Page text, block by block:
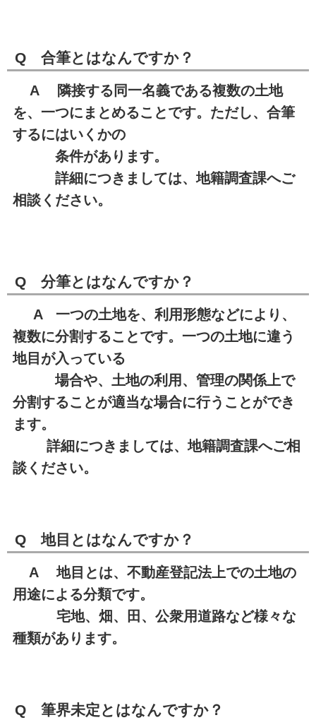
Q 合筆とはなんですか？
A 隣接する同一名義である複数の土地
を、一つにまとめることです。ただし、合筆
するにはいくかの
条件があります。
詳細につきましては、地籍調査課へご
相談ください。
Q 分筆とはなんですか？
A 一つの土地を、利用形態などにより、
複数に分割することです。一つの土地に違う
地目が入っている
場合や、 土地の利用、管理の関係上で
分割することが適当な場合に行うことができ
ます。
詳細につきましては、地籍調査課へご相
談ください。
Q 地目とはなんですか？
A 地目とは、不動産登記法上での土地の
用途による分類です。
宅地、畑、田、公衆用道路など様々な
種類があります。
Q 筆界未定とはなんですか？